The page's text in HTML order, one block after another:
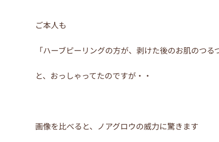
ご本人も
「ハーブピーリングの方が、剥けた後のお肌のつる
と、おっしゃってたのですが・・
画像を比べると、ノアグロウの威力に驚きます